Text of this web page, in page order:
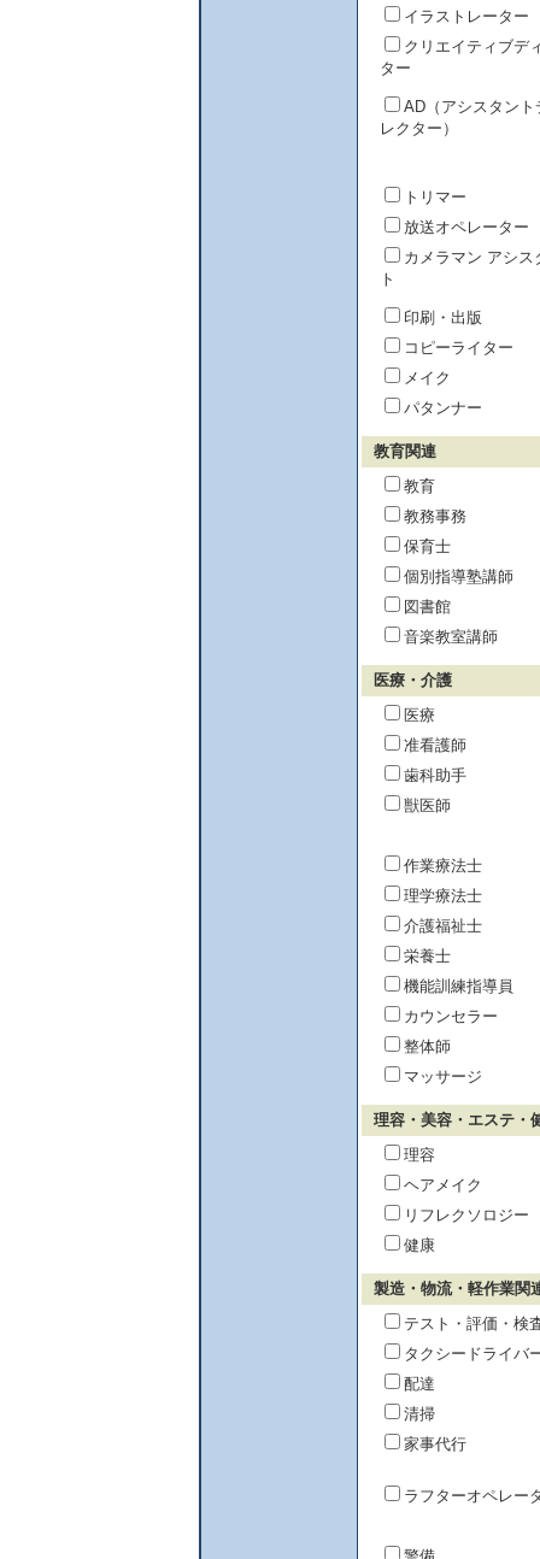
イラストレーター
クリエイティブデ
ター
AD（アシスタント
レクター）
トリマー
放送オペレーター
カメラマン アシス
ト
印刷・出版
コピーライター
メイク
パタンナー
教育関連
教育
教務事務
保育士
個別指導塾講師
図書館
音楽教室講師
医療・介護
医療
准看護師
歯科助手
獣医師
作業療法士
理学療法士
介護福祉士
栄養士
機能訓練指導員
カウンセラー
整体師
マッサージ
理容・美容・エステ・
理容
ヘアメイク
リフレクソロジー
健康
製造・物流・軽作業関
テスト・評価・検
タクシードライバ
配達
清掃
家事代行
ラフターオペレー
警備